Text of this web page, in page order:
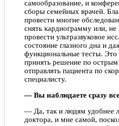
самообразование, и
сборы семейных врачей.
провести многие
снять кардиограмму или, не
провести ультразвуковое
состояние глазного дна и
функциональные тесты. Это
принять решение по
отправлять пациента по
специалисту.
— Вы наблюдаете сразу
— Да, так и людям удобнее
доктора, и мне самой,